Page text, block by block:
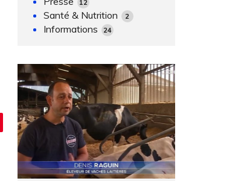
12
Santé & Nutrition 2
Informations 24